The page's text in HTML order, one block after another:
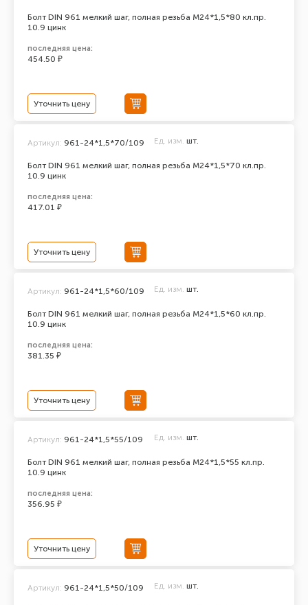
Болт DIN 961 мелкий шаг, полная резьба M24*1,5*80 кл.пр.
10.9 цинк
последняя цена:
454.50 ₽
Уточнить цену
Болт DIN 961 мелкий шаг, полная резьба M24*1,5*70 кл.пр.
10.9 цинк
Артикул: 961-24*1,5*70/109 Ед. изм. шт.
последняя цена:
417.01 ₽
Уточнить цену
Болт DIN 961 мелкий шаг, полная резьба M24*1,5*60 кл.пр.
10.9 цинк
Артикул: 961-24*1,5*60/109 Ед. изм. шт.
последняя цена:
381.35 ₽
Уточнить цену
Болт DIN 961 мелкий шаг, полная резьба M24*1,5*55 кл.пр.
10.9 цинк
Артикул: 961-24*1,5*55/109 Ед. изм. шт.
последняя цена:
356.95 ₽
Уточнить цену
Артикул: 961-24*1,5*50/109 Ед. изм. шт.